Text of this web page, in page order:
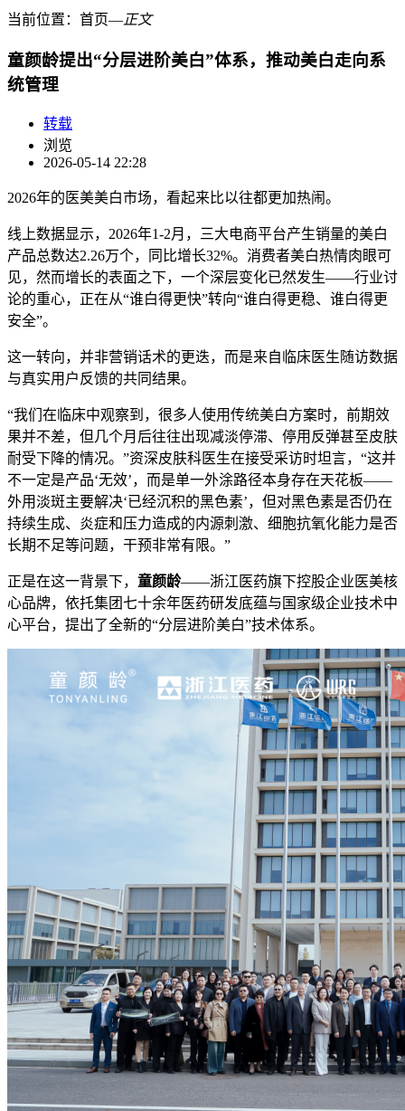
当前位置： 首页―正文
童颜龄提出“分层进阶美白”体系，推动美白走向系
统管理
转载
浏览
2026-05-14 22:28
2026年的医美美白市场，看起来比以往都更加热闹。
线上数据显示，2026年1-2月，三大电商平台产生销量的美白
产品总数达2.26万个，同比增长32%。消费者美白热情肉眼可
见，然而增长的表面之下，一个深层变化已然发生——行业讨
论的重心，正在从“谁白得更快”转向“谁白得更稳、谁白得更
安全”。
这一转向，并非营销话术的更迭，而是来自临床医生随访数据
与真实用户反馈的共同结果。
“我们在临床中观察到，很多人使用传统美白方案时，前期效
果并不差，但几个月后往往出现减淡停滞、停用反弹甚至皮肤
耐受下降的情况。”资深皮肤科医生在接受采访时坦言，“这并
不一定是产品‘无效’，而是单一外涂路径本身存在天花板——
外用淡斑主要解决‘已经沉积的黑色素’，但对黑色素是否仍在
持续生成、炎症和压力造成的内源刺激、细胞抗氧化能力是否
长期不足等问题，干预非常有限。”
正是在这一背景下， 童颜龄——浙江医药旗下控股企业医美核
心品牌，依托集团七十余年医药研发底蕴与国家级企业技术中
心平台，提出了全新的“分层进阶美白”技术体系。